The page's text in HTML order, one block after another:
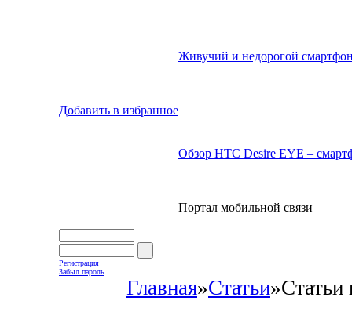
Добавить в избранное
Живучий и недорогой
Обзор HTC Desire EYE –
Портал мобильной связи
Регистрация
Забыл пароль
Главная»Статьи»Статьи